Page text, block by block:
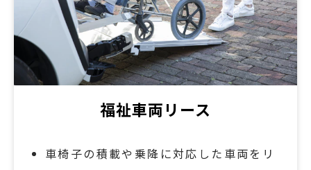
福祉車両リース
車椅子の積載や乗降に対応した車両をリ